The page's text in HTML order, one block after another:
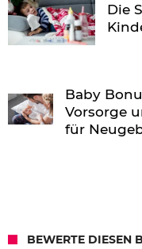
Die
Baby
Vorsorge
für
BEWERTE DIESEN